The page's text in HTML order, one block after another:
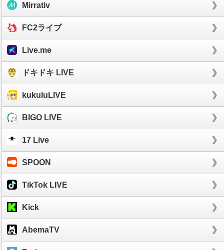
Mirrativ
FC2ライブ
Live.me
ドキドキ LIVE
kukuluLIVE
BIGO LIVE
17 Live
SPOON
TikTok LIVE
Kick
AbemaTV